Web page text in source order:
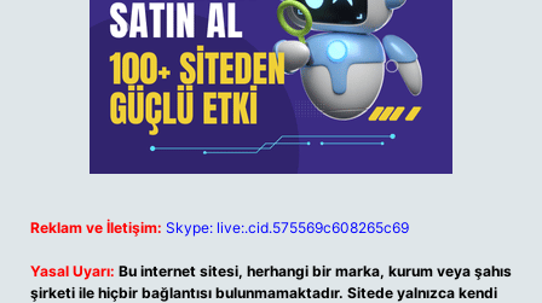
Reklam ve İletişim: Skype: live:.cid.575569c608265c69
Yasal Uyarı: Bu internet sitesi, herhangi bir marka, kurum veya şahıs
şirketi ile hiçbir bağlantısı bulunmamaktadır. Sitede yalnızca kendi